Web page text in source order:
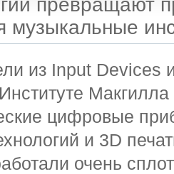
превращают
музыкальные
из Input Devices
Макгилла
цифровые
и 3D
очень